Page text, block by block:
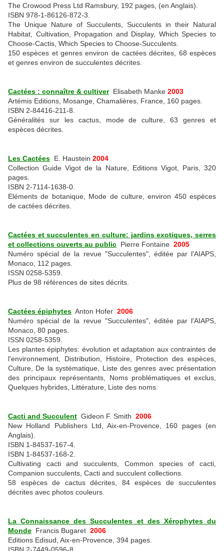
The Crowood Press Ltd Ramsbury, 192 pages, (en Anglais).
ISBN 978-1-86126-872-3.
The Unique Nature of Succulents, Succulents in their Natural
Habitat, Cultivation, Propagation and Display, Which Species to
Choose-Cactis, Which Species to Choose-Succulents.
150 espèces et genres environ de cactées décrites, 68 espèces
et genres environ de succulentes décrites.
Cactées : connaître & cultiverElisabeth Manke 2003
Artémis Editions, Mosange, Chamalières, France, 160 pages.
ISBN 2-84416-211-8.
Généralités sur les cactus, mode de culture, 63 genres et
espèces décrites.
Les Cactées E. Haustein 2004
Collection Guide Vigot de la Nature, Editions Vigot, Paris, 320
pages.
ISBN 2-7114-1638-0.
Eléments de botanique, Mode de culture, environ 450 espèces
de cactées décrites.
Cactées et succulentes en culture: jardins exotiques, serres
et collections ouverts au public Pierre Fontaine 2005
Numéro spécial de la revue "Succulentes", éditée par l'AIAPS,
Monaco, 112 pages.
ISSN 0258-5359.
Plus de 98 références de sites décrits.
Cactées épiphytes Anton Hofer 2006
Numéro spécial de la revue "Succulentes", éditée par l'AIAPS,
Monaco, 80 pages.
ISSN 0258-5359.
Les plantes épiphytes: évolution et adaptation aux contraintes de
l'environnement, Distribution, Histoire, Protection des espèces,
Culture, De la systématique, Liste des genres avec présentation
des principaux représentants, Noms problématiques et exclus,
Quelques hybrides, Littérature, Liste des noms.
Cacti and Succulent Gideon F. Smith 2006
New Holland Publishers Ltd, Aix-en-Provence, 160 pages (en
Anglais).
ISBN 1-84537-167-4.
ISBN 1-84537-168-2.
Cultivating cacti and succulents, Common species of cacti,
Companion succulents, Cacti and succulent collections.
58 espèces de cactus décrites, 84 espèces de succulentes
décrites avec photos couleurs.
La Connaissance des Succulentes et des Xérophytes du
Monde Francis Bugaret 2006
Editions Edisud, Aix-en-Provence, 394 pages.